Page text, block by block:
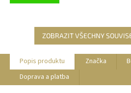
ZOBRAZIT VŠECHNY
Popis produktu Značka
Doprava a platba